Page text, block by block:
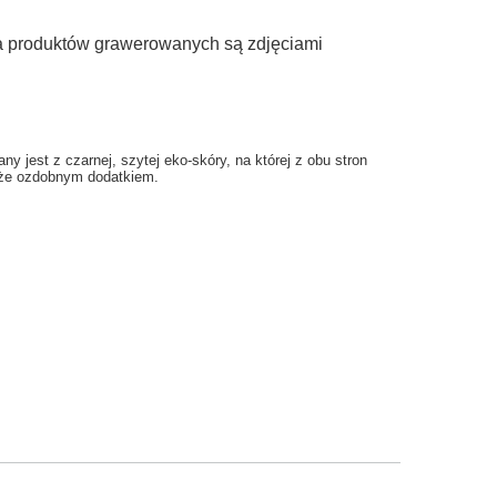
grawerowanych są zdjęciami
jest z czarnej, szytej eko-skóry, na której z obu stron
ozdobnym dodatkiem.